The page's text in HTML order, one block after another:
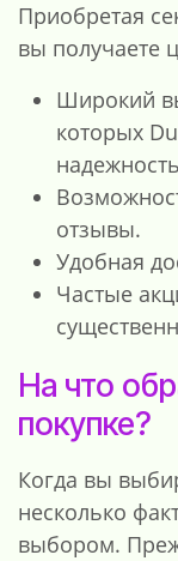
Приобретая
вы получаете
Широкий
которых
отзывы.
Удобная
Частые
На что
покупке?
Когда вы
несколько
выбором.